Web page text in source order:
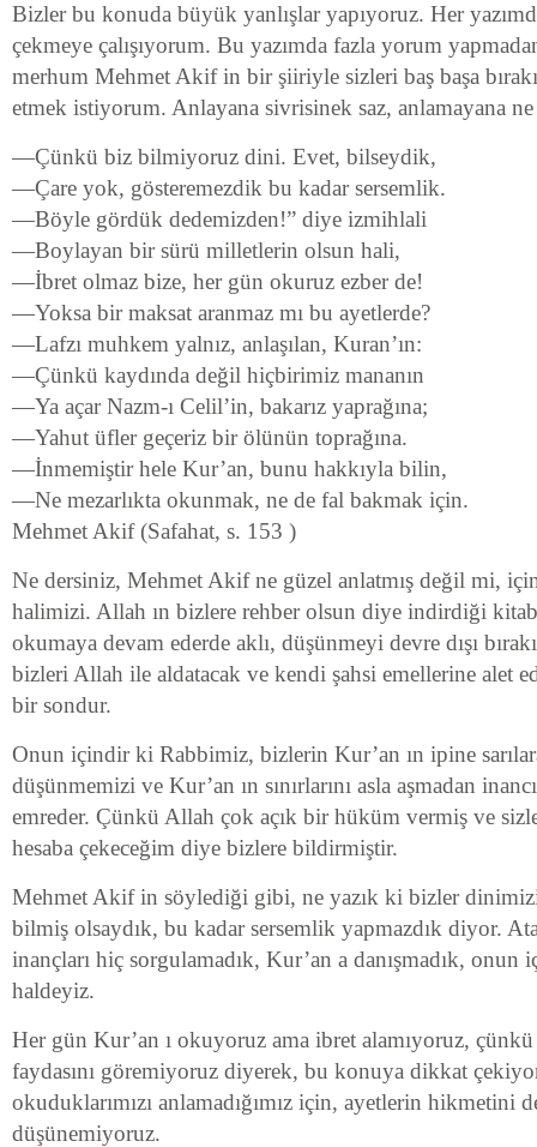
Bizler bu konuda büyük yanlışlar yapıyoruz. Her
çekmeye çalışıyorum. Bu yazımda fazla yorum
merhum Mehmet Akif in bir şiiriyle sizleri baş başa
etmek istiyorum. Anlayana sivrisinek saz, anlamayana ne
—Çünkü biz bilmiyoruz dini. Evet, bilseydik,
—Çare yok, gösteremezdik bu kadar sersemlik.
—Böyle gördük dedemizden!” diye izmihlali
—Boylayan bir sürü milletlerin olsun hali,
—İbret olmaz bize, her gün okuruz ezber de!
—Yoksa bir maksat aranmaz mı bu ayetlerde?
—Lafzı muhkem yalnız, anlaşılan, Kuran’ın:
—Çünkü kaydında değil hiçbirimiz mananın
—Ya açar Nazm-ı Celil’in, bakarız yaprağına;
—Yahut üfler geçeriz bir ölünün toprağına.
—İnmemiştir hele Kur’an, bunu hakkıyla bilin,
—Ne mezarlıkta okunmak, ne de fal bakmak için.
Mehmet Akif (Safahat, s. 153 )
Ne dersiniz, Mehmet Akif ne güzel anlatmış değil mi,
halimizi. Allah ın bizlere rehber olsun diye indirdiği
okumaya devam ederde aklı, düşünmeyi devre dışı
bizleri Allah ile aldatacak ve kendi şahsi emellerine alet
bir sondur.
Onun içindir ki Rabbimiz, bizlerin Kur’an ın ipine
düşünmemizi ve Kur’an ın sınırlarını asla aşmadan
emreder. Çünkü Allah çok açık bir hüküm vermiş ve
hesaba çekeceğim diye bizlere bildirmiştir.
Mehmet Akif in söylediği gibi, ne yazık ki bizler
bilmiş olsaydık, bu kadar sersemlik yapmazdık diyor.
inançları hiç sorgulamadık, Kur’an a danışmadık,
haldeyiz.
Her gün Kur’an ı okuyoruz ama ibret alamıyoruz,
faydasını göremiyoruz diyerek, bu konuya dikkat
okuduklarımızı anlamadığımız için, ayetlerin hikmetini
düşünemiyoruz.